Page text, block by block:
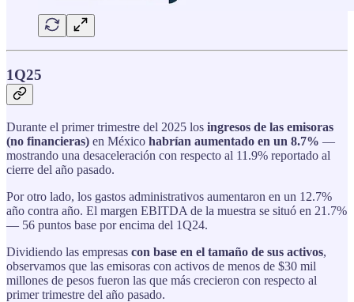
1Q25
Durante el primer trimestre del 2025 los ingresos de las emisoras
(no financieras) en México habrían aumentado en un 8.7% —
mostrando una desaceleración con respecto al 11.9% reportado al
cierre del año pasado.
Por otro lado, los gastos administrativos aumentaron en un 12.7%
año contra año. El margen EBITDA de la muestra se situó en 21.7%
— 56 puntos base por encima del 1Q24.
Dividiendo las empresas con base en el tamaño de sus activos,
observamos que las emisoras con activos de menos de $30 mil
millones de pesos fueron las que más crecieron con respecto al
primer trimestre del año pasado.